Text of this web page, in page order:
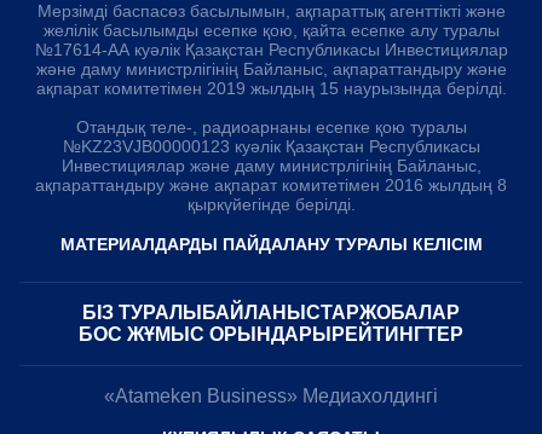
Мерзімді баспасөз басылымын, ақпараттық агенттікті және
желілік басылымды есепке қою, қайта есепке алу туралы
№17614-АА куәлік Қазақстан Республикасы Инвестициялар
және даму министрлігінің Байланыс, ақпараттандыру және
ақпарат комитетімен 2019 жылдың 15 наурызында берілді.
Отандық теле-, радиоарнаны есепке қою туралы
№KZ23VJB00000123 куәлік Қазақстан Республикасы
Инвестициялар және даму министрлігінің Байланыс,
ақпараттандыру және ақпарат комитетімен 2016 жылдың 8
қыркүйегінде берілді.
МАТЕРИАЛДАРДЫ ПАЙДАЛАНУ ТУРАЛЫ КЕЛІСІМ
БІЗ ТУРАЛЫ БАЙЛАНЫСТАРЖОБАЛАР
БОС ЖҰМЫС ОРЫНДАРЫ РЕЙТИНГТЕР
«Atameken Business» Медиахолдингі